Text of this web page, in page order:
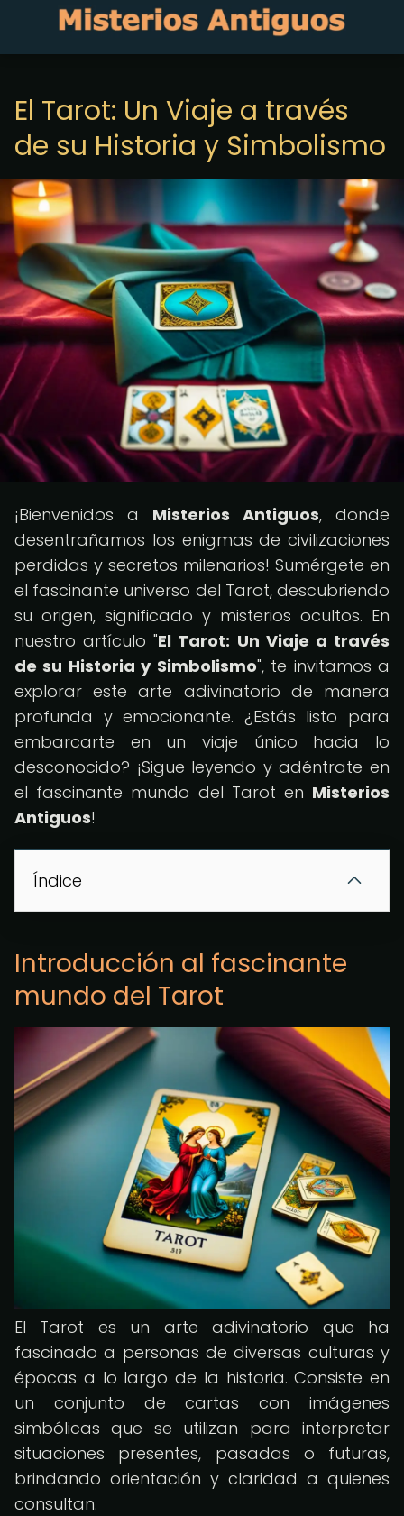
El Tarot: Un Viaje a través
de su Historia y Simbolismo
¡Bienvenidos a Misterios Antiguos, donde
desentrañamos los enigmas de civilizaciones
perdidas y secretos milenarios! Sumérgete en
el fascinante universo del Tarot, descubriendo
su origen, significado y misterios ocultos. En
nuestro artículo "El Tarot: Un Viaje a través
de su Historia y Simbolismo", te invitamos a
explorar este arte adivinatorio de manera
profunda y emocionante. ¿Estás listo para
embarcarte en un viaje único hacia lo
desconocido? ¡Sigue leyendo y adéntrate en
el fascinante mundo del Tarot en Misterios
Antiguos!
Índice
Introducción al fascinante
mundo del Tarot
El Tarot es un arte adivinatorio que ha
fascinado a personas de diversas culturas y
épocas a lo largo de la historia. Consiste en
un conjunto de cartas con imágenes
simbólicas que se utilizan para interpretar
situaciones presentes, pasadas o futuras,
brindando orientación y claridad a quienes
consultan.